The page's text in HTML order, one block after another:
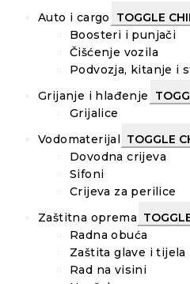
Auto i cargo
TOGGLE
Boosteri i punjači
Čišćenje vozila
Podvozja, kitanje i
Grijanje i hlađenje
Grijalice
Vodomaterijal
TOGGLE
Dovodna crijeva
Sifoni
Crijeva za perilice
Zaštitna oprema
Radna obuća
Zaštita glave i tijela
Rad na visini